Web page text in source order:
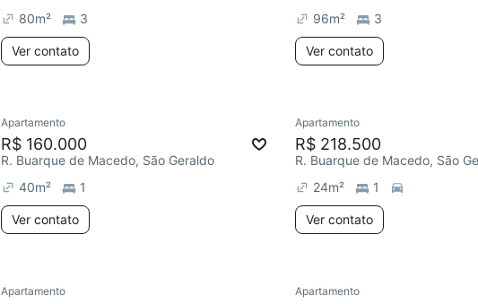
80m² 3
Ver contato
96m² 3
Ver contato
Redecorar
Apartamento
R$ 160.000
R. Buarque de Macedo, São Geraldo
40m² 1
Ver contato
Redecorar
Apartamento
R$ 218.500
R. Buarque de Macedo, São
24m² 1
Ver contato
Chegou este mês
Apartamento Redecorar
Apartamento